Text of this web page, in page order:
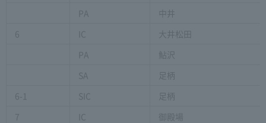
PA
中井
6
IC
大井松田
PA
鮎沢
SA
足柄
6-1
SIC
足柄
7
IC
御殿場